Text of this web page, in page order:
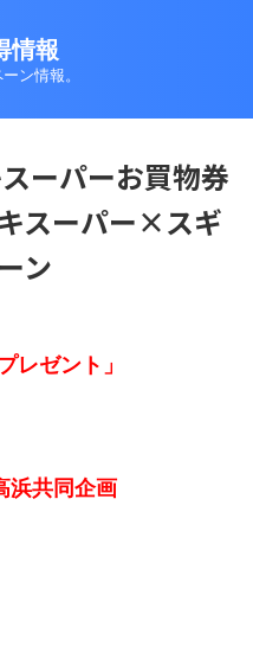
情報
ン情報。
ーパーお買物券
スーパー×スギ
ン
レゼント」
浜共同企画